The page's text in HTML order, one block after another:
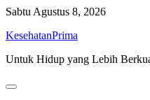
Skip
content
Sabtu Agustus 8, 2026
KesehatanPrima
Untuk Hidup yang Lebih